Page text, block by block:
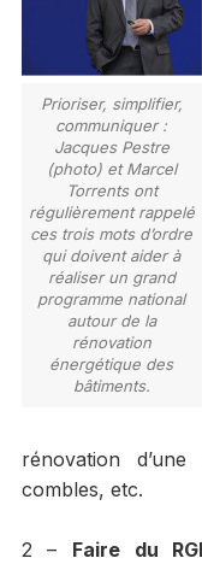
Prioriser, simplifier,
communiquer :
Jacques Pestre
(photo) et Marcel
Torrents ont
régulièrement rappelé
ces trois mots d’ordre
qui doivent aider à
réaliser un grand
programme national
autour de la
rénovation
énergétique des
bâtiments.
rénovation
combles, etc.
2 – Faire du